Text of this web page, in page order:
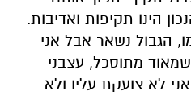
הינו תקיפות ואדיבות.
הגבול נשאר אבל אני
מתוסכל, עצבני
לא צועקת עליו ולא